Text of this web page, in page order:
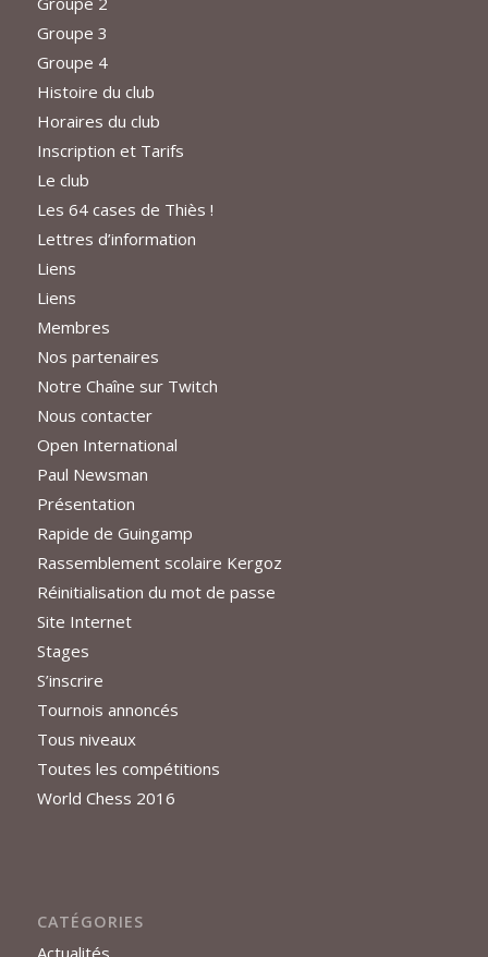
Groupe 3
Groupe 4
Histoire du club
Horaires du club
Inscription et Tarifs
Le club
Les 64 cases de Thiès !
Lettres d’information
Liens
Liens
Membres
Nos partenaires
Notre Chaîne sur Twitch
Nous contacter
Open International
Paul Newsman
Présentation
Rapide de Guingamp
Rassemblement scolaire Kergoz
Réinitialisation du mot de passe
Site Internet
Stages
S’inscrire
Tournois annoncés
Tous niveaux
Toutes les compétitions
World Chess 2016
CATÉGORIES